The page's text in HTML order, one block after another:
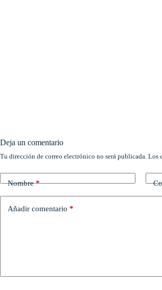
Deja un comentario
Tu dirección de correo electrónico no será publicada. Los
Nombre*
Añadir comentario *